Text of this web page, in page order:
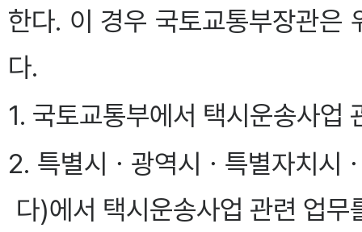
한다. 이 경우 국토교통부장관은
다.
1. 국토교통부에서 택시운송사업
2. 특별시ㆍ광역시ㆍ특별자치시
다)에서 택시운송사업 관련 업